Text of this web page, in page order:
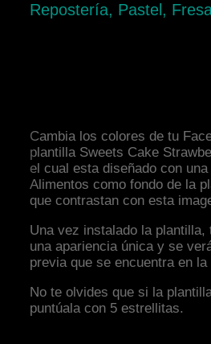
Repostería, Pastel,
Cambia los colores de tu
plantilla Sweets Cake
el cual esta diseñado con
Alimentos como fondo de la
que contrastan con esta
Una vez instalado la plantilla,
una apariencia única y se
previa que se encuentra en la
No te olvides que si la
puntúala con 5 estrellitas.